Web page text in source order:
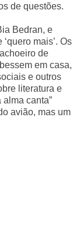
de questões.
Bedran, e
mais’. Os
de
em casa,
e outros
literatura e
alma canta”
avião, mas um